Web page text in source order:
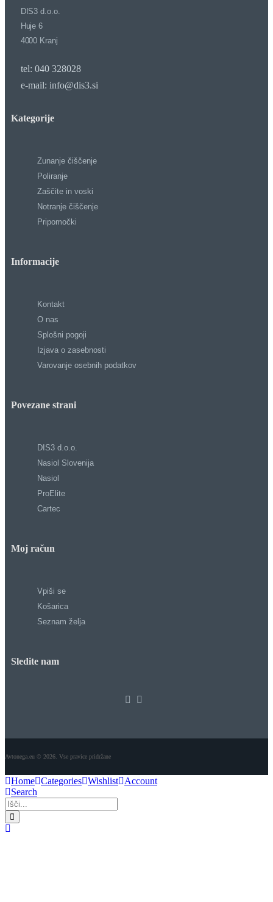
DIS3 d.o.o.
Huje 6
4000 Kranj
tel: 040 328028
e-mail: info@dis3.si
Kategorije
Zunanje čiščenje
Poliranje
Zaščite in voski
Notranje čiščenje
Pripomočki
Informacije
Kontakt
O nas
Splošni pogoji
Izjava o zasebnosti
Varovanje osebnih podatkov
Povezane strani
DIS3 d.o.o.
Nasiol Slovenija
Nasiol
ProElite
Cartec
Moj račun
Vpiši se
Košarica
Seznam želja
Sledite nam
Avtonega.eu © 2026. Vse pravice pridržane
Home Categories Wishlist
Account
Search